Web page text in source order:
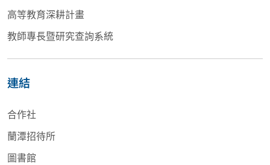
高等教育深耕計畫
教師專長暨研究查詢系統
連結
合作社
蘭潭招待所
圖書館